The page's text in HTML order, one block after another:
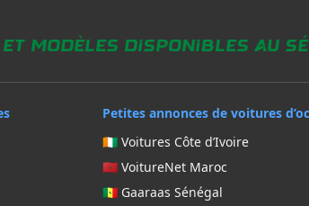
modèles disponibles au
Petites annonces de voitures
🇨🇮 Voitures Côte d’Ivoire
🇲🇦 VoitureNet Maroc
🇸🇳 Gaaraas Sénégal